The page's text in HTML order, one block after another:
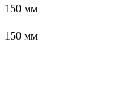
150 мм
150 мм